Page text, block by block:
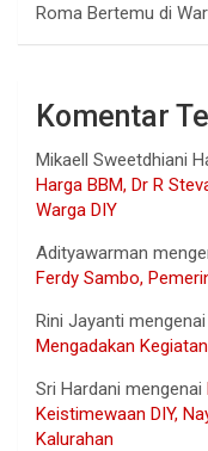
Roma Bertemu di
Komentar
Mikaell Sweetdhiani
Harga BBM, Dr R
Warga DIY
Adityawarman
Ferdy Sambo,
Rini Jayanti mengenai
Mengadakan
Sri Hardani mengenai
Keistimewaan DIY,
Kalurahan